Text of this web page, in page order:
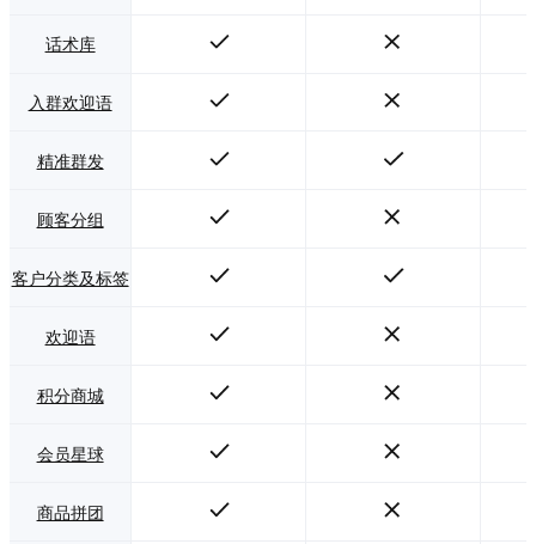
话术库
入群欢迎语
精准群发
顾客分组
客户分类及标签
欢迎语
积分商城
会员星球
商品拼团